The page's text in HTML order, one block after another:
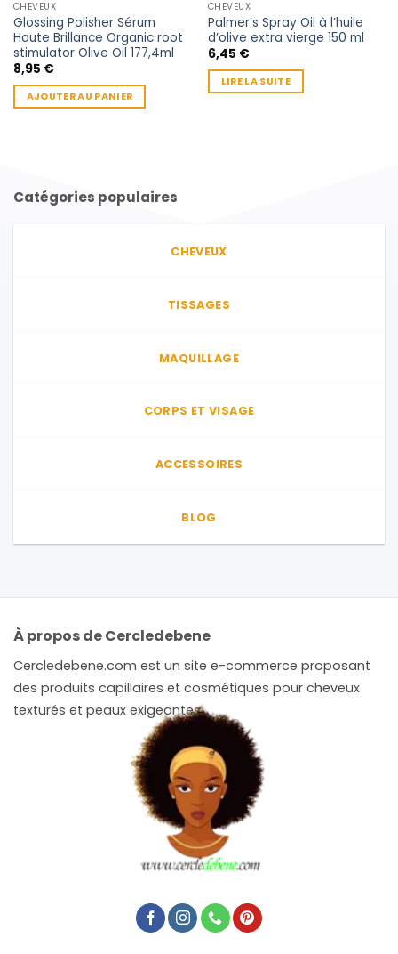
CHEVEUX
Glossing Polisher Sérum
Haute Brillance Organic root
stimulator Olive Oil 177,4ml
8,95 €
AJOUTER AU PANIER
CHEVEUX
Palmer’s Spray Oil à l’huile
d’olive extra vierge 150 ml
6,45 €
LIRE LA SUITE
Catégories populaires
CHEVEUX
TISSAGES
MAQUILLAGE
CORPS ET VISAGE
ACCESSOIRES
BLOG
À propos de Cercledebene
Cercledebene.com est un site e-commerce proposant
des produits capillaires et cosmétiques pour cheveux
texturés et peaux exigeantes.